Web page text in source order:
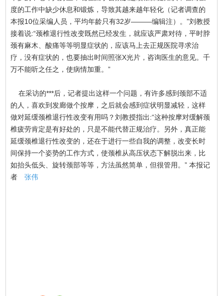
度的工作中缺少休息和锻炼，导致其越来越年轻化（记者调查的
本报10位采编人员，平均年龄只有32岁———编辑注）。”刘教授
接着说:“颈椎退行性改变既然已经发生，就应该严肃对待，平时脖
颈有麻木、酸痛等等明显症状的，应该马上去正规医院寻求治
疗，没有症状的，也要抽出时间照张X光片，咨询医生的意见。千
万不能听之任之，使病情加重。”
在采访的***后，记者提出这样一个问题，有许多感到颈部不适
的人，喜欢到发廊做个按摩，之后就会感到症状明显减轻，这样
做对延缓颈椎退行性改变有用吗？刘教授指出:“这种按摩对缓解颈
椎疲劳肯定是有好处的，只是不能代替正规治疗。另外，真正能
延缓颈椎退行性改变的，还在于进行一些自我的调整，改变长时
间保持一个姿势的工作方式，使颈椎从高压状态下解脱出来，比
如抬头低头、旋转颈部等等，方法虽然简单，但很管用。” 本报记
者张伟